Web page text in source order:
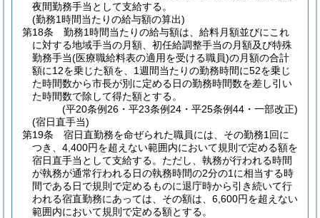
夜間勤務手当として支給する。
(勤務1時間当たりの給与額の算出)
第18条
勤務1時間当たりの給与額は、給料月額並びにこれ
に対する地域手当の月額、初任給調整手当の月額及び特殊
勤務手当(医療職給料表の適用を受ける職員)の月額の合計
額に12を乗じた額を、1週間当たりの勤務時間に52を乗じ
た時間数から市長が別に定める日の勤務時間数を差し引い
た時間数で除して得た額とする。
(平20条例26・平23条例24・平25条例44・一部改正)
(宿日直手当)
第19条
宿日直勤務を命ぜられた職員には、その勤務1回に
つき、4,400円を超えない範囲内において規則で定める額を
宿日直手当として支給する。 ただし、執務が行われる時間
が執務が通常行われる日の執務時間の2分の1に相当する時
間である日で規則で定めるものに退庁時から引き続いて行
われる宿直勤務にあっては、その額は、6,600円を超えない
範囲内において規則で定める額とする。